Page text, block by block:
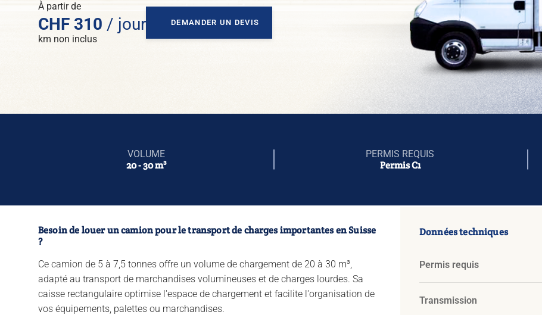
Frigorifique
Sec
À partir de
CHF 310 / jour
km non inclus
DEMANDER UN DEVIS
VOLUME
20 - 30 m³
PERMIS REQUIS
Permis C1
Besoin de louer un camion pour le transport de charges importantes en Suisse
?
Ce camion de 5 à 7,5 tonnes offre un volume de chargement de 20 à 30 m³,
adapté au transport de marchandises volumineuses et de charges lourdes. Sa
caisse rectangulaire optimise l'espace de chargement et facilite l'organisation de
vos équipements, palettes ou marchandises.
Données techniques
Permis requis
Transmission